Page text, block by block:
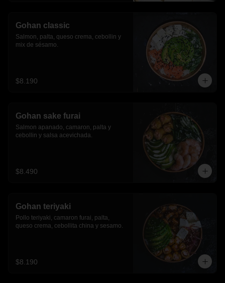
Gohan classic
Salmon, palta, queso crema, cebollin y
mix de sésamo.
$8.190
Gohan sake furai
Salmon apanado, camaron, palta y
cebollin y salsa acevichada.
$8.490
Gohan teriyaki
Pollo teriyaki, camaron furai, palta,
queso crema, cebollita china y sesamo.
$8.190